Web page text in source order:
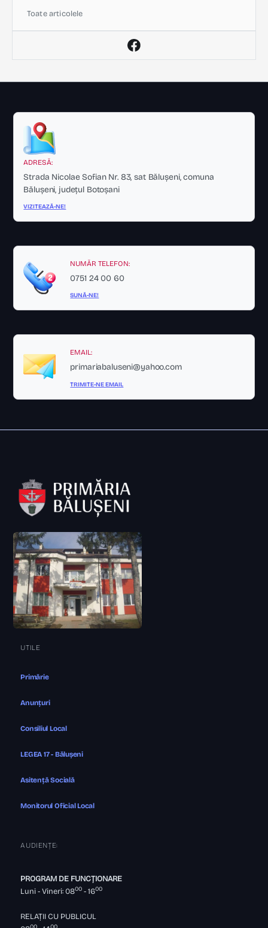
Toate articolele
ADRESĂ:
Strada Nicolae Sofian Nr. 83, sat Bălușeni, comuna
Bălușeni, județul Botoșani
VIZITEAZĂ-NE!
NUMĂR TELEFON:
0751 24 00 60
SUNĂ-NE!
EMAIL:
primariabaluseni@yahoo.com
TRIMITE-NE EMAIL
UTILE
Primărie
Anunțuri
Consiliul Local
LEGEA 17 - Bălușeni
Asitență Socială
Monitorul Oficial Local
AUDIENȚE:
PROGRAM DE FUNCȚIONARE
Luni - Vineri: 0800 - 1600
RELAȚII CU PUBLICUL